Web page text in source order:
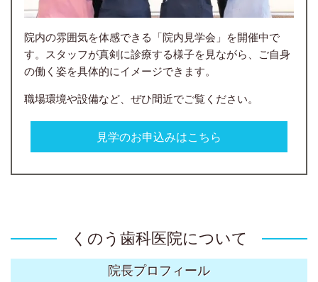
院内の雰囲気を体感できる「院内見学会」を開催中で
す。スタッフが真剣に診療する様子を見ながら、ご自身
の働く姿を具体的にイメージできます。
職場環境や設備など、ぜひ間近でご覧ください。
見学のお申込みはこちら
くのう歯科医院について
院長プロフィール